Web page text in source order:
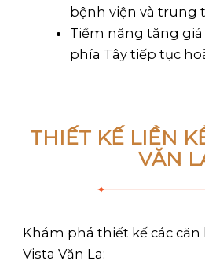
bệnh viện và trung
Tiềm năng tăng
phía Tây tiếp tục
THIẾT KẾ LIỀN
VĂN
Khám phá thiết kế các căn
Vista Văn La: